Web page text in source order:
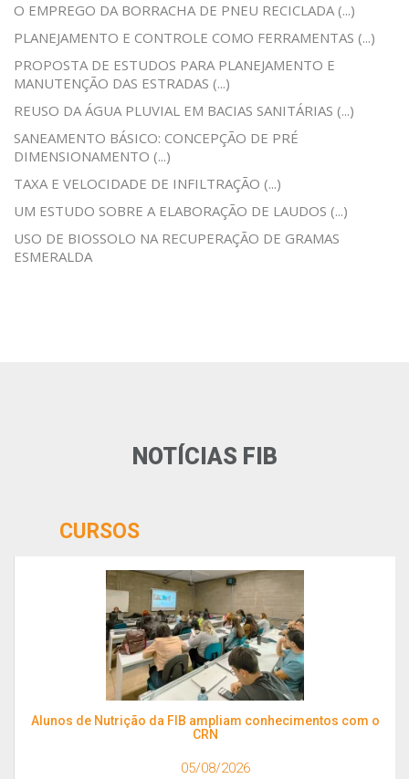
O EMPREGO DA BORRACHA DE PNEU RECICLADA (...)
PLANEJAMENTO E CONTROLE COMO FERRAMENTAS (...)
PROPOSTA DE ESTUDOS PARA PLANEJAMENTO E
MANUTENÇÃO DAS ESTRADAS (...)
REUSO DA ÁGUA PLUVIAL EM BACIAS SANITÁRIAS (...)
SANEAMENTO BÁSICO: CONCEPÇÃO DE PRÉ
DIMENSIONAMENTO (...)
TAXA E VELOCIDADE DE INFILTRAÇÃO (...)
UM ESTUDO SOBRE A ELABORAÇÃO DE LAUDOS (...)
USO DE BIOSSOLO NA RECUPERAÇÃO DE GRAMAS
ESMERALDA
NOTÍCIAS FIB
CURSOS
Alunos de Nutrição da FIB ampliam conhecimentos com o
CRN
05/08/2026